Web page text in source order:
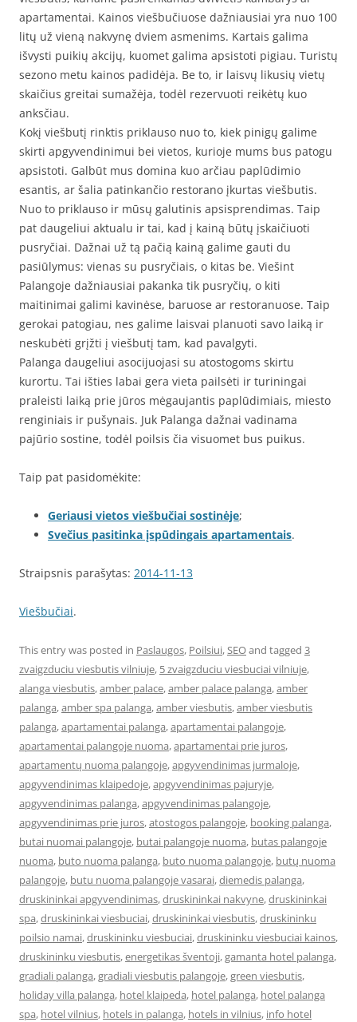
apartamentai. Kainos viešbučiuose dažniausiai yra nuo 100
litų už vieną nakvynę dviem asmenims. Kartais galima
išvysti puikių akcijų, kuomet galima apsistoti pigiau. Turistų
sezono metu kainos padidėja. Be to, ir laisvų likusių vietų
skaičius greitai sumažėja, todėl rezervuoti reikėtų kuo
anksčiau.
Kokį viešbutį rinktis priklauso nuo to, kiek pinigų galime
skirti apgyvendinimui bei vietos, kurioje mums bus patogu
apsistoti. Galbūt mus domina kuo arčiau paplūdimio
esantis, ar šalia patinkančio restorano įkurtas viešbutis.
Nuo to priklauso ir mūsų galutinis apsisprendimas. Taip
pat daugeliui aktualu ir tai, kad į kainą būtų įskaičiuoti
pusryčiai. Dažnai už tą pačią kainą galime gauti du
pasiūlymus: vienas su pusryčiais, o kitas be. Viešint
Palangoje dažniausiai pakanka tik pusryčių, o kiti
maitinimai galimi kavinėse, baruose ar restoranuose. Taip
gerokai patogiau, nes galime laisvai planuoti savo laiką ir
neskubėti grįžti į viešbutį tam, kad pavalgyti.
Palanga daugeliui asocijuojasi su atostogoms skirtu
kurortu. Tai išties labai gera vieta pailsėti ir turiningai
praleisti laiką prie jūros mėgaujantis paplūdimiais, miesto
renginiais ir pušynais. Juk Palanga dažnai vadinama
pajūrio sostine, todėl poilsis čia visuomet bus puikus.
Taip pat pasidomėkite:
Geriausi vietos viešbučiai sostinėje;
Svečius pasitinka įspūdingais apartamentais.
Straipsnis parašytas: 2014-11-13
Viešbučiai.
This entry was posted in Paslaugos, Poilsiui,SEOand tagged 3
zvaigzduciu viesbutis vilniuje, 5 zvaigzduciu viesbuciai vilniuje,
alanga viesbutis,amber palace,amber palace palanga,amber
palanga,amber spa palanga,amber viesbutis,amber viesbutis
palanga,apartamentai palanga,apartamentai palangoje,
apartamentai palangoje nuoma,apartamentai prie juros,
apartamentų nuoma palangoje,apgyvendinimas jurmaloje,
apgyvendinimas klaipedoje,apgyvendinimas pajuryje,
apgyvendinimas palanga,apgyvendinimas palangoje,
apgyvendinimas prie juros,atostogos palangoje, booking palanga,
butai nuomai palangoje, butai palangoje nuoma, butas palangoje
nuoma, buto nuoma palanga, buto nuoma palangoje, butų nuoma
palangoje, butu nuoma palangoje vasarai,diemedis palanga,
druskininkai apgyvendinimas,druskininkai nakvyne,druskininkai
spa,druskininkai viesbuciai,druskininkai viesbutis,druskininku
poilsio namai,druskininku viesbuciai,druskininku viesbuciai kainos,
druskininku viesbutis,energetikas šventoji,gamanta hotel palanga,
gradiali palanga,gradiali viesbutis palangoje,green viesbutis,
holiday villa palanga, hotel klaipeda, hotel palanga, hotel palanga
spa, hotel vilnius, hotels in palanga, hotels in vilnius, info hotel